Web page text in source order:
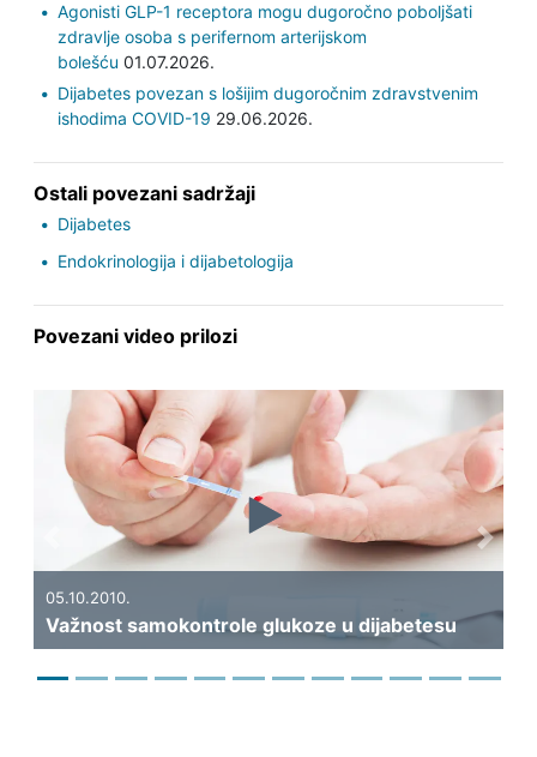
Agonisti GLP-1 receptora mogu dugoročno poboljšati
zdravlje osoba s perifernom arterijskom
bolešću 01.07.2026.
Dijabetes povezan s lošijim dugoročnim zdravstvenim
ishodima COVID-19 29.06.2026.
Ostali povezani sadržaji
Dijabetes
Endokrinologija i dijabetologija
Povezani video prilozi
glukoze u dijabetesu
19.09.2010.
dijabetesa?
Previous Next